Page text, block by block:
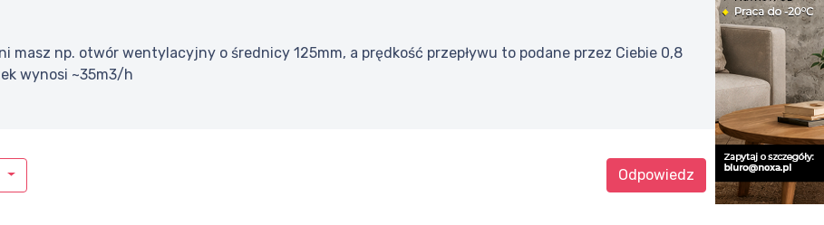
masz np. otwór wentylacyjny o średnicy 125mm, a prędkość przepływu to podane przez Ciebie 0,8
wynosi ~35m3/h
Odpowiedz